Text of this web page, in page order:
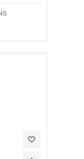
favorite_border